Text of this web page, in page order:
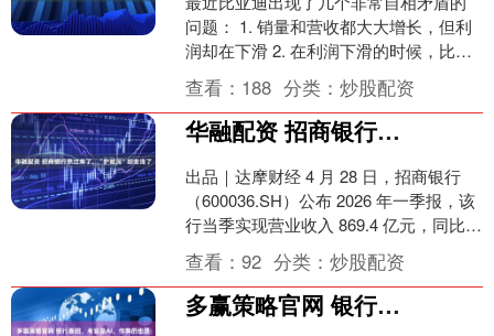
问题： 1. 销量和营收都大大增长，但利
润却在下滑 2. 在利润下滑的时候，比亚
迪却宣布涨价 这些互相矛盾、非常蹊跷
的做法，背....
查看： 188 分类：炒股配资
华融配资 招商银行熬过来了，“护城河”却变浅了
出品｜达摩财经 4 月 28 日，招商银行
（600036.SH）公布 2026 年一季报，该
行当季实现营业收入 869.4 亿元，同比增
长 3.81%，归属于股....
查看：92 分类：炒股配资
多赢策略官网 银行春招，考官是AI，作弊的也是AI：实时监听考题，毫秒级生成答案